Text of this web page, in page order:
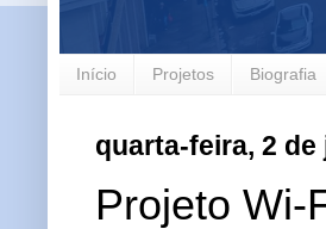
Início Projetos Biografia
quarta-feira, 2 de
Projeto Wi-